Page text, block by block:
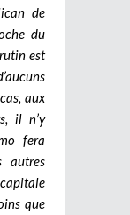
de
du
est
aux
il n’y
fera
autres
que